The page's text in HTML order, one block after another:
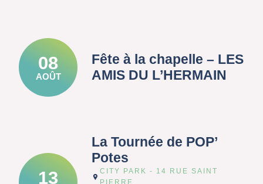
08
AOÛT
Fête à la chapelle – LES
AMIS DU L’HERMAIN
13
La Tournée de POP’
Potes
CITY PARK - 14 RUE SAINT